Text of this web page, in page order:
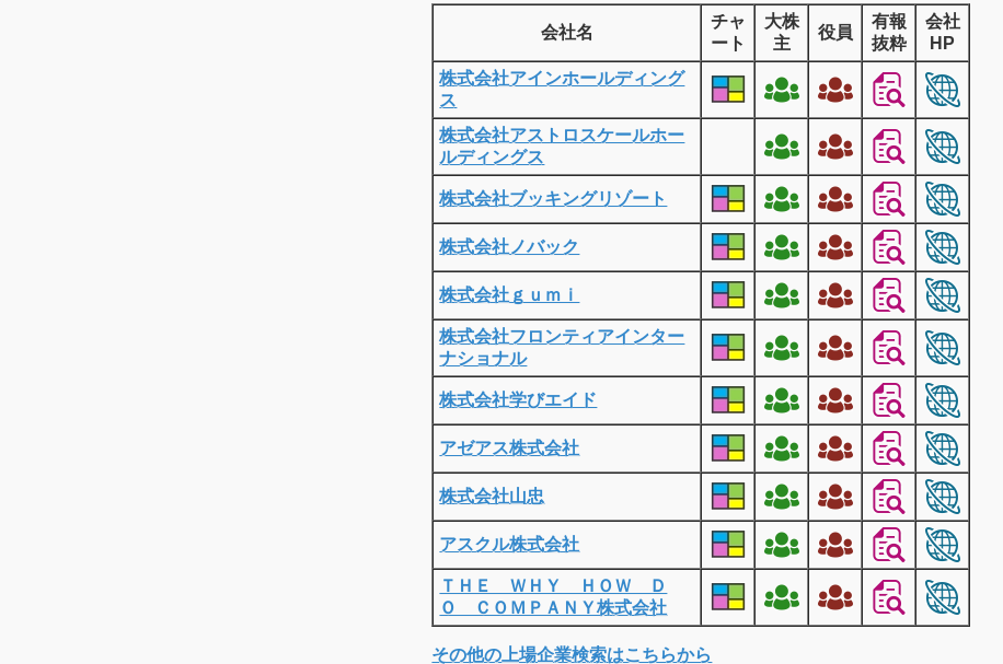
会社名
チャ
ート
大株
主
役員
有報
抜粋
会社
HP
株式会社アインホールディング
ス
株式会社アストロスケールホー
ルディングス
株式会社ブッキングリゾート
株式会社ノバック
株式会社ｇｕｍｉ
株式会社フロンティアインター
ナショナル
株式会社学びエイド
アゼアス株式会社
株式会社山忠
アスクル株式会社
ＴＨＥ ＷＨＹ ＨＯＷ Ｄ
Ｏ ＣＯＭＰＡＮＹ株式会社
その他の上場企業検索はこちらから